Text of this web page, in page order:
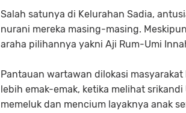
Salah satunya di Kelurahan Sadia,
nurani mereka masing-masing.
araha pilihannya yakni Aji Rum-Umi
Pantauan wartawan dilokasi
lebih emak-emak, ketika melihat
memeluk dan mencium layaknya anak